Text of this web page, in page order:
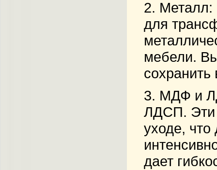
2. Металл:
для
мебели.
3. МДФ и
ЛДСП. Эти
уходе, что
дает